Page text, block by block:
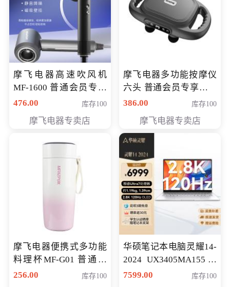
摩飞电器高速吹风机
MF-1600 普通会员专享
价298元
476.00 库存100
摩飞电器专卖店
摩飞电器多功能按摩仪
六头 普通会员专享价格
199元
386.00 库存100
摩飞电器专卖店
摩飞电器便携式多功能
料理杯MF-G01 普通会
员专享价格118元
256.00 库存100
华硕笔记本电脑灵耀14-
2024 UX3405MA155冰
川银 oled 智慧轻薄本 会
7599.00 库存100